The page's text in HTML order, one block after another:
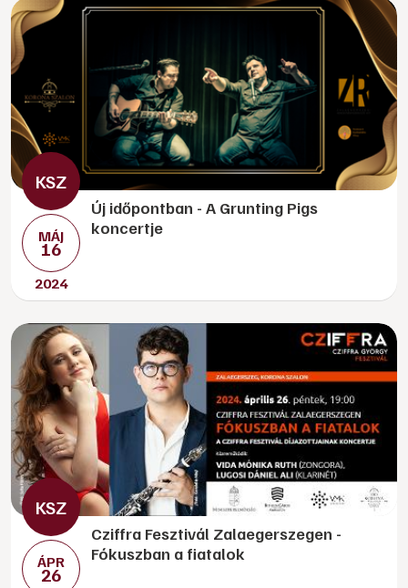
MÁJ
16
2024
Új időpontban - A Grunting Pigs
koncertje
ÁPR
26
Cziffra Fesztivál Zalaegerszegen -
Fókuszban a fiatalok